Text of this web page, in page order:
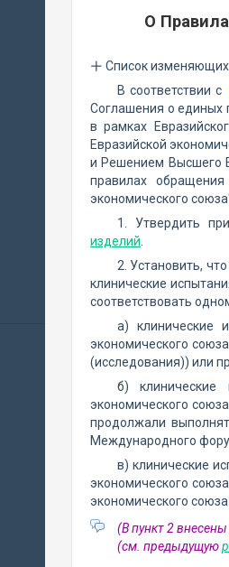
О
Список
В соответствии с
Соглашения о единых
в рамках
Евразийской
и Решением Высшего
правилах
экономического
1. Утвердить
изделий
2. Установить,
клинические
соответствовать
а) клинические
экономического
(исследования)) или
б) клинические
экономического
продолжали
Международного
в) клинические
экономического
экономического союза.
(В пункт 2
(см. предыдущую